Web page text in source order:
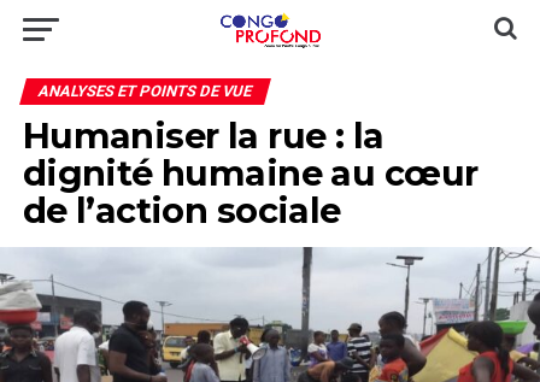
ANALYSES ET POINTS DE VUE
Humaniser la rue : la
dignité humaine au cœur
de l’action sociale